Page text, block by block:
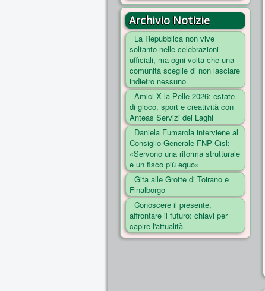
Archivio Notizie
La Repubblica non vive
soltanto nelle celebrazioni
ufficiali, ma ogni volta che una
comunità sceglie di non lasciare
indietro nessuno
Amici X la Pelle 2026: estate
di gioco, sport e creatività con
Anteas Servizi dei Laghi
Daniela Fumarola interviene al
Consiglio Generale FNP Cisl:
«Servono una riforma strutturale
e un fisco più equo»
Gita alle Grotte di Toirano e
Finalborgo
Conoscere il presente,
affrontare il futuro: chiavi per
capire l'attualità